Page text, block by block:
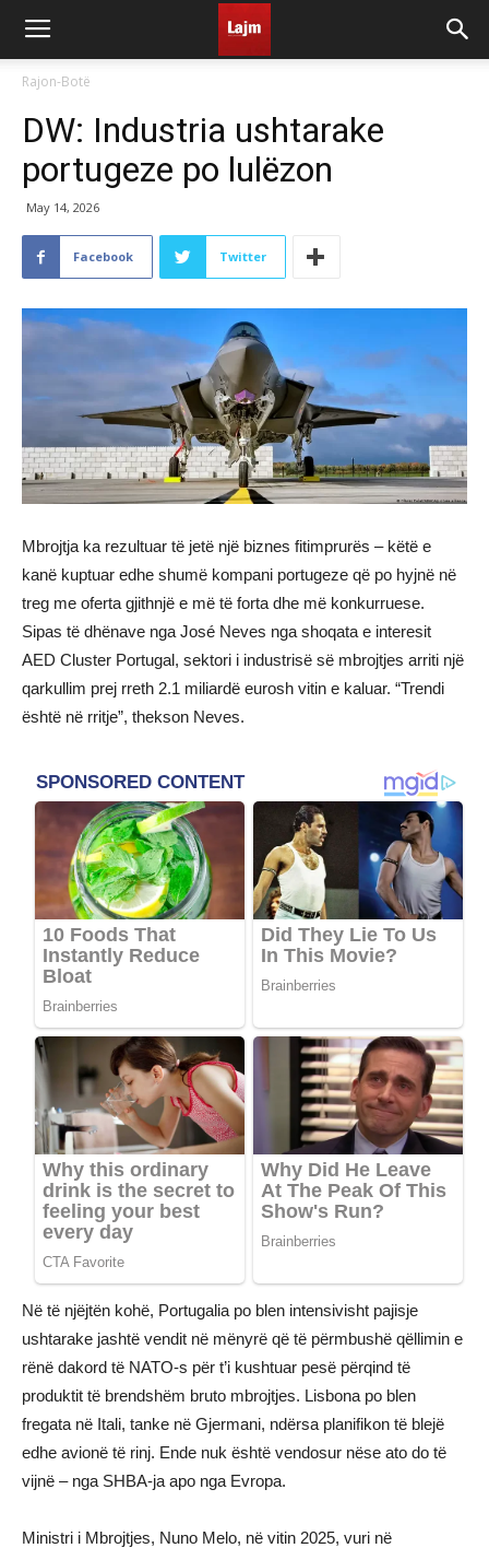
Rajon-Botë
DW: Industria ushtarake
portugeze po lulëzon
May 14, 2026
Facebook Twitter
Mbrojtja ka rezultuar të jetë një biznes fitimprurës – këtë e
kanë kuptuar edhe shumë kompani portugeze që po hyjnë në
treg me oferta gjithnjë e më të forta dhe më konkurruese.
Sipas të dhënave nga José Neves nga shoqata e interesit
AED Cluster Portugal, sektori i industrisë së mbrojtjes arriti një
qarkullim prej rreth 2.1 miliardë eurosh vitin e kaluar. “Trendi
është në rritje”, thekson Neves.
Në të njëjtën kohë, Portugalia po blen intensivisht pajisje
ushtarake jashtë vendit në mënyrë që të përmbushë qëllimin e
rënë dakord të NATO-s për t’i kushtuar pesë përqind të
produktit të brendshëm bruto mbrojtjes. Lisbona po blen
fregata në Itali, tanke në Gjermani, ndërsa planifikon të blejë
edhe avionë të rinj. Ende nuk është vendosur nëse ato do të
vijnë – nga SHBA-ja apo nga Evropa.
Ministri i Mbrojtjes, Nuno Melo, në vitin 2025, vuri në